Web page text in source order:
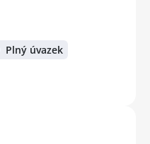
Plný úvazek